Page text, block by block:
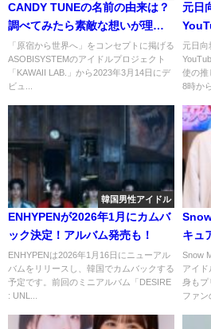
CANDY TUNEの名前の由来は？
調べてみたら素敵な想いが理由
だった
「原宿から世界へ」をコンセプトに掲げる
ASOBISYSTEMのアイドルプロジェクト
「KAWAII LAB.」から2023年3月14日にデ
ビュ...
元日
回の
萌が
元日向
使の推
8時か
韓国男性アイドル
ENHYPENが2026年1月にカムバ
ック決定！アルバム発売も！
ENHYPENは2026年1月16日にニューアル
バムをリリースし、韓国でカムバックする
予定です。前回のミニアルバム「DESIRE
: UNL...
キュ
由を
Snow
アイド
身もプ
ファン